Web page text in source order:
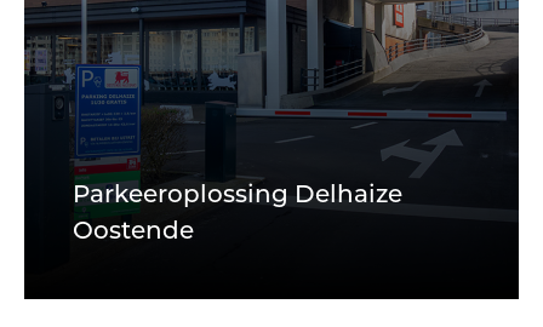
Parkeeroplossing Delhaize
Oostende